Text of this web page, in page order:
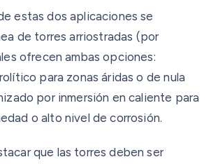
estas dos aplicaciones se
de torres arriostradas (por
ofrecen ambas opciones:
para zonas áridas o de nula
por inmersión en caliente para
o alto nivel de corrosión.
que las torres deben ser